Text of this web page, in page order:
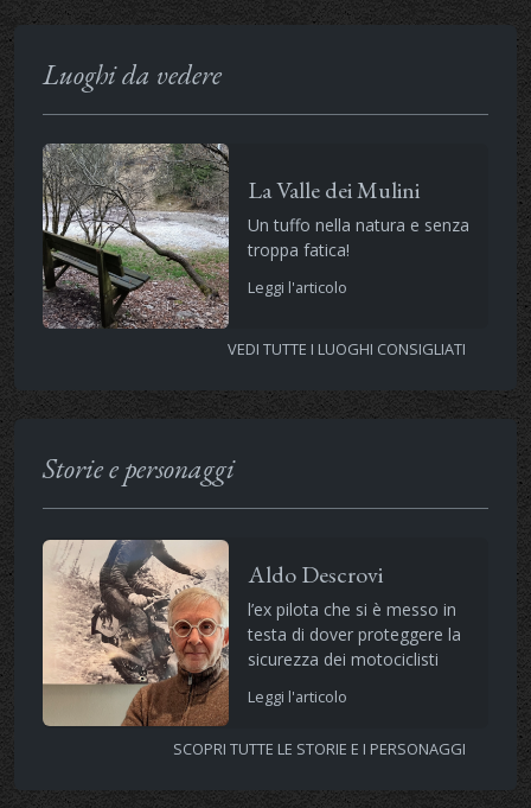
Luoghi da vedere
La Valle dei Mulini
Un tuffo nella natura e senza
troppa fatica!
Leggi l'articolo
VEDI TUTTE I LUOGHI CONSIGLIATI
Storie e personaggi
Aldo Descrovi
l’ex pilota che si è messo in
testa di dover proteggere la
sicurezza dei motociclisti
Leggi l'articolo
SCOPRI TUTTE LE STORIE E I PERSONAGGI